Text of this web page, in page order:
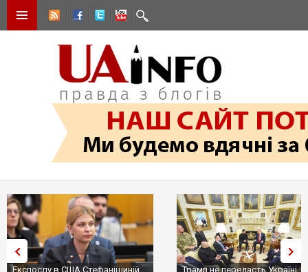
Експослу в США Стефанішиній
Трамп не передасть Україні